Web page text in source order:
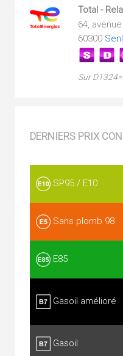
Total -
64,
60300
Sur
DERNIERS PRIX
SP95 / E10
Sans plomb 98
E85
Gasoil amélioré
Gasoil